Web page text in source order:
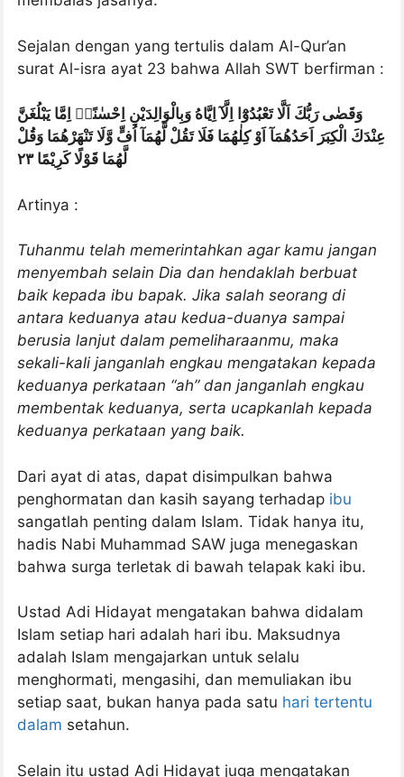
Sejalan dengan yang tertulis dalam Al-Qur’an
surat Al-isra ayat 23 bahwa Allah SWT berfirman :
وَقَضٰى رَبُّكَ اَلَّا تَعْبُدُوْٓا اِلَّآ اِيَّاهُ وَبِالْوَالِدَيْنِ اِحْسٰنًاۗ اِمَّا يَبْلُغَنَّ
عِنْدَكَ الْكِبَرَ اَحَدُهُمَآ اَوْ كِلٰهُمَا فَلَا تَقُلْ لَّهُمَآ اُفٍّ وَّلَا تَنْهَرْهُمَا وَقُلْ
لَّهُمَا قَوْلًا كَرِيْمًا ٢٣
Artinya :
Tuhanmu telah memerintahkan agar kamu jangan
menyembah selain Dia dan hendaklah berbuat
baik kepada ibu bapak. Jika salah seorang di
antara keduanya atau kedua-duanya sampai
berusia lanjut dalam pemeliharaanmu, maka
sekali-kali janganlah engkau mengatakan kepada
keduanya perkataan “ah” dan janganlah engkau
membentak keduanya, serta ucapkanlah kepada
keduanya perkataan yang baik.
Dari ayat di atas, dapat disimpulkan bahwa
penghormatan dan kasih sayang terhadap ibu
sangatlah penting dalam Islam. Tidak hanya itu,
hadis Nabi Muhammad SAW juga menegaskan
bahwa surga terletak di bawah telapak kaki ibu.
Ustad Adi Hidayat mengatakan bahwa didalam
Islam setiap hari adalah hari ibu. Maksudnya
adalah Islam mengajarkan untuk selalu
menghormati, mengasihi, dan memuliakan ibu
setiap saat, bukan hanya pada satu hari tertentu
dalam setahun.
Selain itu ustad Adi Hidayat juga mengatakan